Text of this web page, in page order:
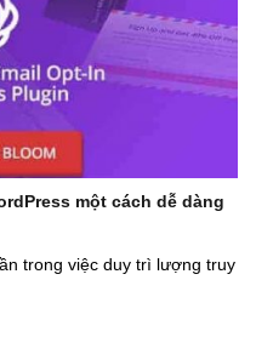
một cách dễ dàng
trong việc duy trì lượng truy